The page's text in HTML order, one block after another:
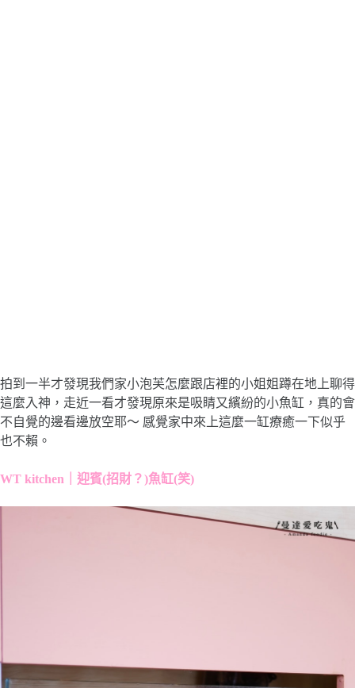
拍到一半才發現我們家小泡芙怎麼跟店裡的小姐姐蹲在地上聊得
這麼入神，走近一看才發現原來是吸睛又繽紛的小魚缸，真的會
不自覺的邊看邊放空耶～ 感覺家中來上這麼一缸療癒一下似乎
也不賴。
WT kitchen｜迎賓(招財？)魚缸(笑)